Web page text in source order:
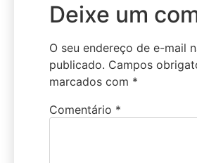
Deixe um
O seu endereço de e-mail
publicado. Campos
marcados com *
Comentário *